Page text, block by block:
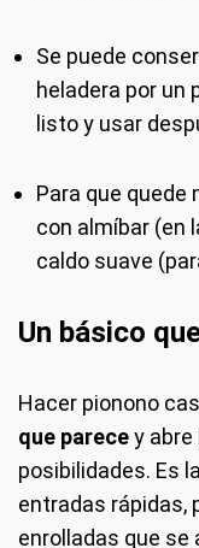
Se puede
heladera por un
listo y usar
Para que quede
con almíbar (en
caldo suave
Un básico
Hacer pionono
que parecey abre
posibilidades. Es
entradas rápidas,
enrolladas que se